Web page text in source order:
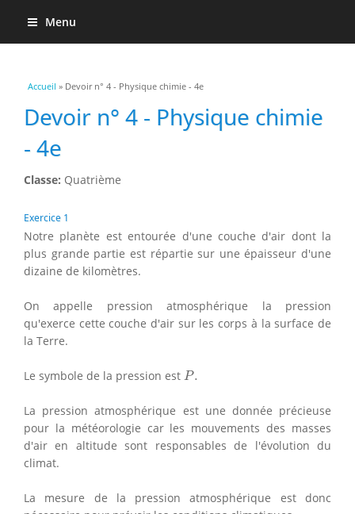
Menu
Vous êtes ici
Accueil » Devoir n° 4 - Physique chimie - 4e
Devoir n° 4 - Physique chimie
- 4e
Classe: Quatrième
Exercice 1
Notre planète est entourée d'une couche d'air dont la
plus grande partie est répartie sur une épaisseur d'une
dizaine de kilomètres.
On appelle pression atmosphérique la pression
qu'exerce cette couche d'air sur les corps à la surface de
la Terre.
Le symbole de la pression est P.
P.
La pression atmosphérique est une donnée précieuse
pour la météorologie car les mouvements des masses
d'air en altitude sont responsables de l'évolution du
climat.
La mesure de la pression atmosphérique est donc